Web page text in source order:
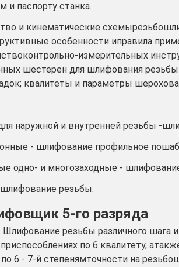
и паспорту станка.
и кинематические
особенности иправила
измерительных
шестерен для шлифования
квалитеты и параметры
наружной и внутренней резьбы -
- шлифование профильное
одно- и многозаходные -
резьбы.
5-го разряда
Шлифование резьбы различного шага
по 6 квалитету,
6 - 7-й степенямточности на